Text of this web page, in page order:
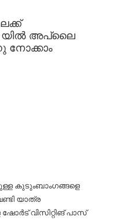
യിൽ അപ്ലൈ
കുടുംബാംഗങ്ങളെ
യാത്ര
വിസിറ്റിങ് പാസ്